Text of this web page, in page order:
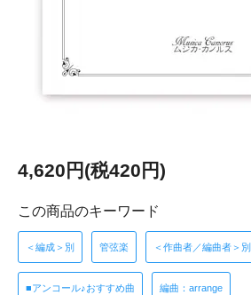
4,620円(税420円)
この商品のキーワード
＜編成＞別 管弦楽 ＜作曲者／編曲者＞別
■アンコール♪おすすめ曲 編曲：arrange